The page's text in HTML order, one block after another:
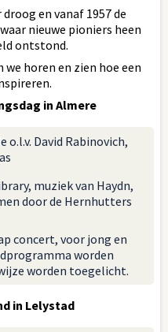
en vanaf 1957 de
nieuwe pioniers heen
ontstond.
horen en zien hoe een
in Almere
David Rabinovich,
muziek van Haydn,
door de Hernhutters
concert, voor jong en
worden
worden toegelicht.
in Lelystad